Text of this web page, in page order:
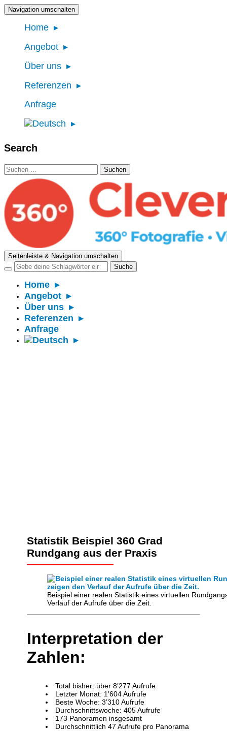
Navigation umschalten
Home
Angebot
Über uns
Referenzen
Anfrage
Search
Suchen
nach:
Seitenleiste & Navigation umschalten
Home
Angebot
Über uns
Referenzen
Anfrage
Statistik Beispiel 360 Grad
Rundgang aus der Praxis
Beispiel einer realen Statistik eines virtuellen
Verlauf der Aufrufe über die Zeit.
Interpretation der
Zahlen:
Total bisher: über 8’277 Aufrufe
Letzter Monat: 1’604 Aufrufe
Beste Woche: 3’310 Aufrufe
Durchschnittswoche: 405 Aufrufe
173 Panoramen insgesamt
Durchschnittlich 47 Aufrufe pro Panorama